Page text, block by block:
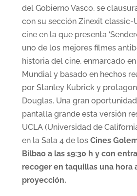
del Gobierno Vasco, se
con su sección Zinexit classic-
cine en la que presenta
uno de los mejores filmes
historia del cine, enmarcado
Mundial y basado en hechos
por Stanley Kubrick y
Douglas. Una gran
pantalla grande esta versión
UCLA (Universidad de
en la Sala 4 de los Cines
Bilbao a las 19:30 h y con
recoger en taquillas una hora
proyección.